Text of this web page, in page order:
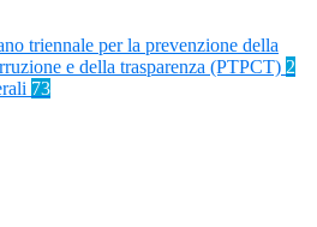
triennale per la prevenzione della
e della trasparenza (PTPCT) 2
73